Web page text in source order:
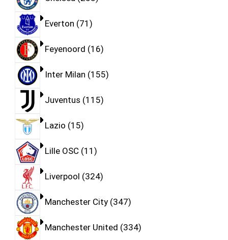
Everton 71
Feyenoord 16
Inter Milan 155
Juventus 115
Lazio 15
Lille OSC 11
Liverpool 324
Manchester City 347
Manchester United 334